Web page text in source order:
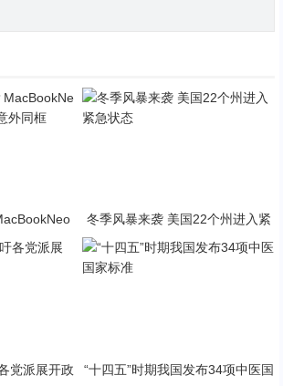
外同框
冬季风暴来袭 美国22个州进入紧
急状态
党派展开政
“十四五”时期我国发布34项中医国